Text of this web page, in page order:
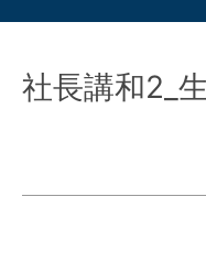
社長講和2_